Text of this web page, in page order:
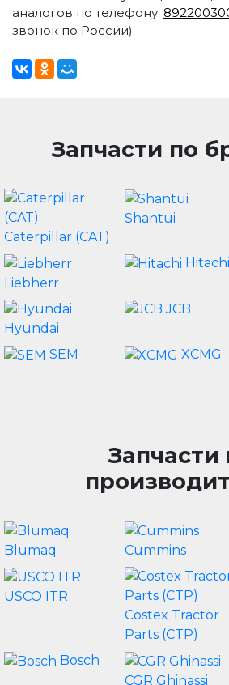
аналогов по телефону:
звонок по России).
Запчасти по
Caterpillar (CAT)
Shantui
Liebherr
Hitachi
Hyundai
JCB
SEM
XCMG
Запчасти
Blumaq Cummins
USCO ITR
Costex Tractor
Parts (CTP)
Bosch
CGR Ghinassi